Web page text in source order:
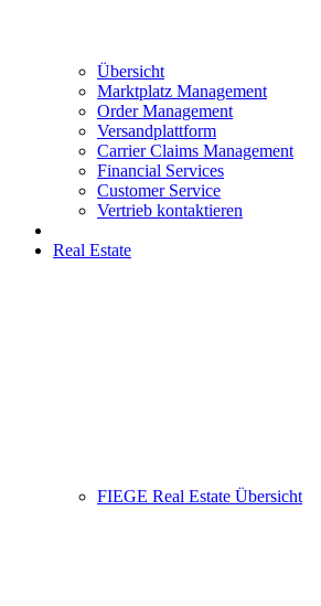
Übersicht
Marktplatz Management
Order Management
Versandplattform
Carrier Claims Management
Financial Services
Customer Service
Vertrieb kontaktieren
Real Estate
FIEGE Real Estate Übersicht